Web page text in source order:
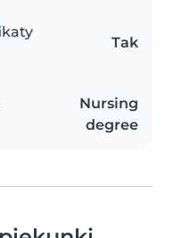
Tak
Nursing
degree